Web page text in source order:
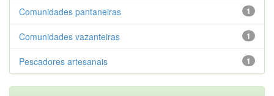
1
Comunidades pantaneiras
1
Comunidades vazanteiras
1
Pescadores artesanais